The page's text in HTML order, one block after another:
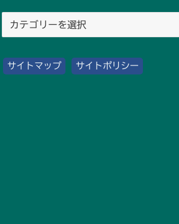
カ
テ
ゴ
リ
サイトマップ サイトポリシー